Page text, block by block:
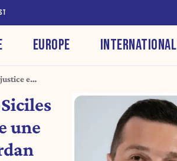
EUROPE INTERNATIONAL
et
une